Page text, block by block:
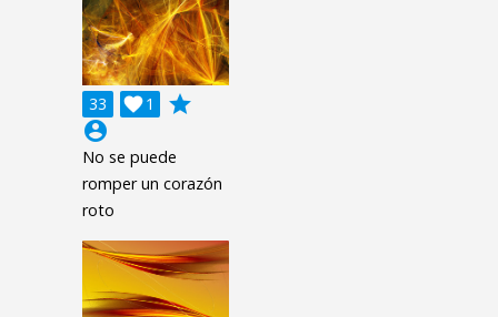
33 1

grade
account_circle
No se puede
romper un corazón
roto